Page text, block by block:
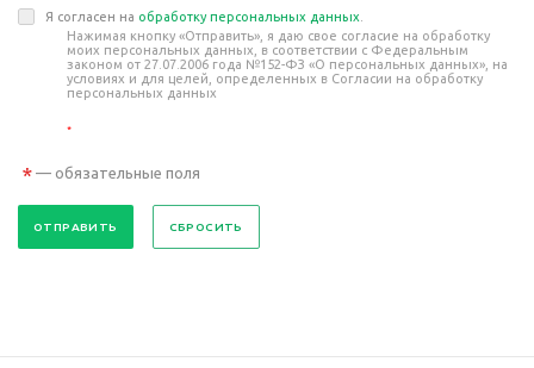
Я согласен на обработку персональных данных
Нажимая кнопку «Отправить», я даю свое согласие на обработку
моих персональных данных, в соответствии с Федеральным
законом от 27.07.2006 года №152-ФЗ «О персональных данных», на
условиях и для целей, определенных в Согласии на обработку
персональных данных
*
* — обязательные поля
СБРОСИТЬ